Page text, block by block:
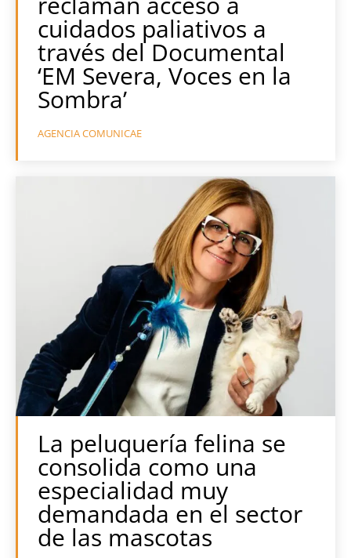
cuidados paliativos a
través del Documental
‘EM Severa, Voces en la
Sombra’
AGENCIA COMUNICAE
La peluquería felina se
consolida como una
especialidad muy
demandada en el sector
de las mascotas